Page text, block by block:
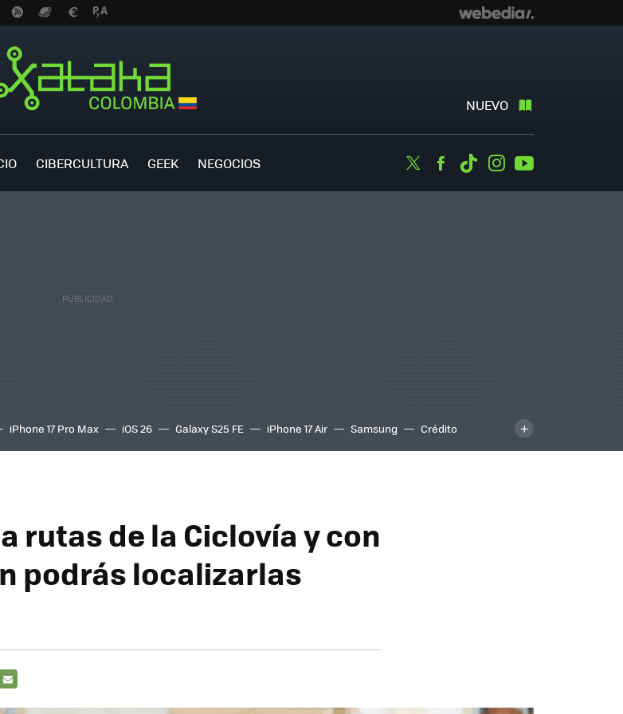
NUEVO
CIBERCULTURA GEEK NEGOCIOS TwitterFacebook
TiktokInstagram
iPhone 17 Pro Max iOS 26 Galaxy S25 FE iPhone 17 Air Samsung
Crédito
rutas de la Ciclovía y con
podrás localizarlas